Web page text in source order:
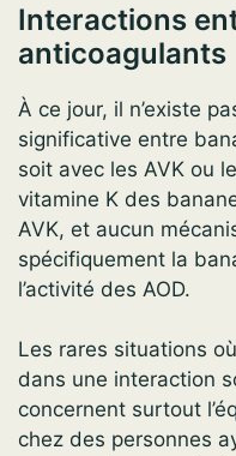
Interactions
anticoagulants
À ce jour, il n’existe
significative entre
soit avec les AVK ou
vitamine K des
AVK, et aucun
spécifiquement la
l’activité des AOD.
Les rares situations
dans une interaction
concernent surtout
chez des personnes